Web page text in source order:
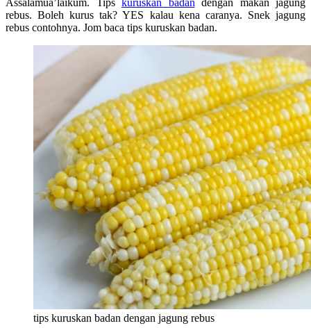
rebus. Boleh kurus tak? YES kalau kena caranya. Snek jagung
rebus contohnya. Jom baca tips kuruskan badan.
tips kuruskan badan dengan jagung rebus